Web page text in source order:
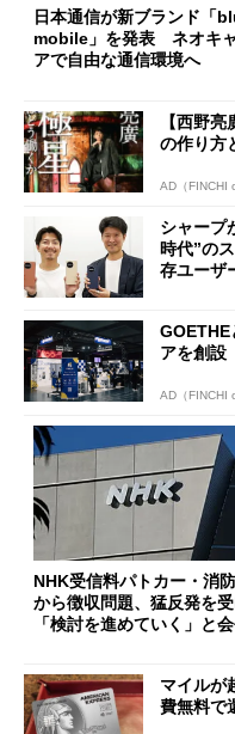
日本通信が新ブランド「
mobile」を発表 ネオキ
アで自由な通信環境へ
【西野
の作り方
AD（FINCHI
シャープ
時代”の
存ユーザ
GOETHE
アを創設
AD（FINCHI
NHK受信料パトカー・消
から徴収問題、猛反発を
「検討を進めていく」と
マイルが
費無料で